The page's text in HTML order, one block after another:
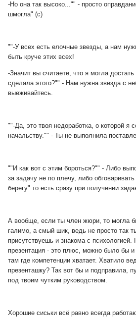
-Но она так высоко..."" - просто
шмогла" (с)
""-У всех есть елочные звезды, а нам
быть круче этих всех!
-Значит вы считаете, что я могла
сделала этого?"" - Нам нужна звезда с
выеживайтесь.
""-Да, это твоя недоработка, о которой
начальству."" - Ты не выполнила
"" И как вот с этим бороться?"" - Либо
за задачу не по плечу, либо
берегу" то есть сразу при получении
А вообще, если ты член жюри, то могла
галимо, а смый шик, ведь не просто так
присутствуешь и знакома с психологией.
презентация - это плюс, можно было бы и
там где компетенции хватает. Хватило
презенташку? Так вот бы и подправила,
под твоим чутким руководством.
Хорошие сиськи всё равно всегда